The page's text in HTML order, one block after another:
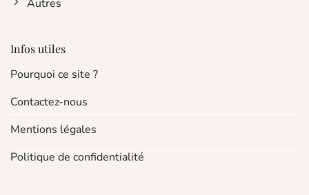
Autres
Infos utiles
Pourquoi ce site ?
Contactez-nous
Mentions légales
Politique de confidentialité